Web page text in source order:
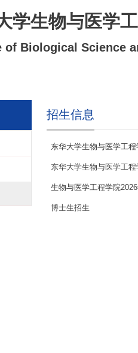
学生物与医学
of Biological Science
招生信息
东华大学生物与医学工
东华大学生物与医学工
生物与医学工程学院
博士生招生